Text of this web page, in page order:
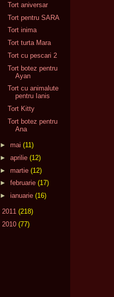
Tort aniversar
Tort pentru SARA
Tort inima
Tort turta Mara
Tort cu pescari 2
Tort botez pentru
Ayan
Tort cu animalute
pentru Ianis
Tort Kitty
Tort botez pentru
Ana
► mai (11)
► aprilie (12)
► martie (12)
► februarie (17)
► ianuarie (16)
2011 (218)
2010 (77)